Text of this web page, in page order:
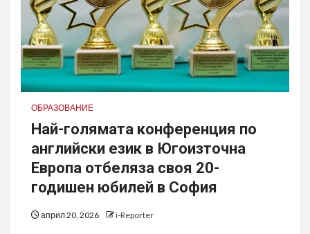
ОБРАЗОВАНИЕ
Най-голямата конференция по
английски език в Югоизточна
Европа отбеляза своя 20-
годишен юбилей в София
април 20, 2026 i-Reporter